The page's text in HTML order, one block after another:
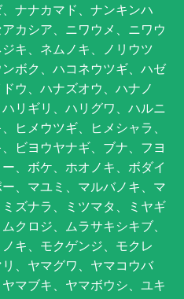
ナナカマド、ナンキンハ
カシア、ニワウメ、ニワウ
キ、ネムノキ、ノリウツ
ボク、ハコネウツギ、ハゼ
ウ、ハナズオウ、ハナノ
リギリ、ハリグワ、ハルニ
ヒメウツギ、ヒメシャラ、
ビヨウヤナギ、ブナ、フヨ
、ボケ、ホオノキ、ボダイ
、マユミ、マルバノキ、マ
ズナラ、ミツマタ、ミヤギ
クロジ、ムラサキシキブ、
キ、モクゲンジ、モクレ
、ヤマグワ、ヤマコウバ
マブキ、ヤマボウシ、ユキ